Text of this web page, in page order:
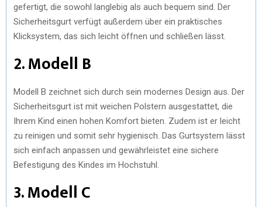
gefertigt, die sowohl langlebig als auch bequem sind. Der
Sicherheitsgurt verfügt außerdem über ein praktisches
Klicksystem, das sich leicht öffnen und schließen lässt.
2. Modell B
Modell B zeichnet sich durch sein modernes Design aus. Der
Sicherheitsgurt ist mit weichen Polstern ausgestattet, die
Ihrem Kind einen hohen Komfort bieten. Zudem ist er leicht
zu reinigen und somit sehr hygienisch. Das Gurtsystem lässt
sich einfach anpassen und gewährleistet eine sichere
Befestigung des Kindes im Hochstuhl.
3. Modell C